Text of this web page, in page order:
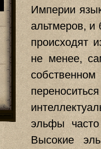
Империи
альтмеров, и
происходят
не менее,
эльфы
Высокие